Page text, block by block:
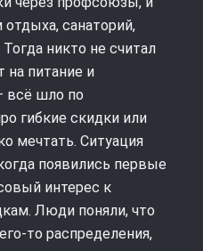
санаторий,
никто не считал
питание и
всё шло по
гибкие скидки или
мечтать. Ситуация
появились первые
интерес к
Люди поняли, что
распределения,